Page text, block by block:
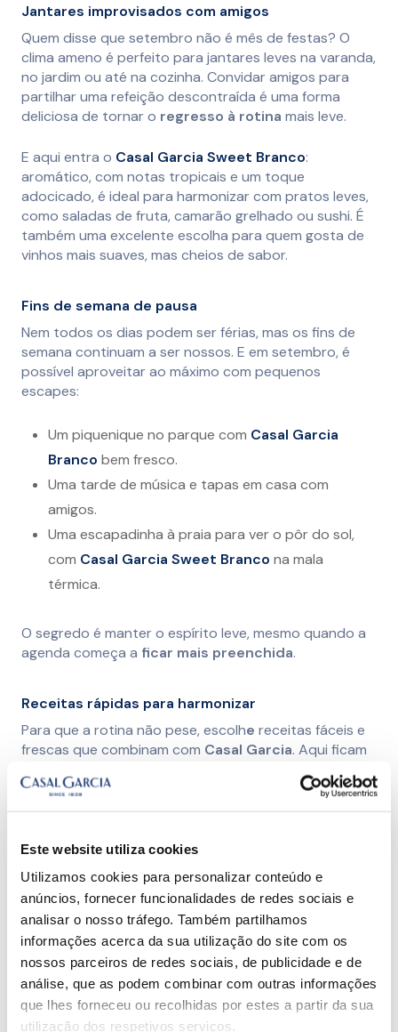
Este website utiliza cookies
Utilizamos cookies para personalizar conteúdo e
anúncios, fornecer funcionalidades de redes sociais e
analisar o nosso tráfego. Também partilhamos
informações acerca da sua utilização do site com os
nossos parceiros de redes sociais, de publicidade e de
análise, que as podem combinar com outras informações
que lhes forneceu ou recolhidas por estes a partir da sua
utilização dos respetivos serviços.
Jantares improvisados com amigos
Quem disse que setembro não é mês de festas? O
clima ameno é perfeito para jantares leves na varanda,
no jardim ou até na cozinha. Convidar amigos para
partilhar uma refeição descontraída é uma forma
deliciosa de tornar o regresso à rotina mais leve.
E aqui entra o Casal Garcia Sweet Branco:
aromático, com notas tropicais e um toque
adocicado, é ideal para harmonizar com pratos leves,
como saladas de fruta, camarão grelhado ou sushi. É
também uma excelente escolha para quem gosta de
vinhos mais suaves, mas cheios de sabor.
Fins de semana de pausa
Nem todos os dias podem ser férias, mas os fins de
semana continuam a ser nossos. E em setembro, é
possível aproveitar ao máximo com pequenos
escapes:
Um piquenique no parque com Casal Garcia
Branco bem fresco.
Uma tarde de música e tapas em casa com
amigos.
Uma escapadinha à praia para ver o pôr do sol,
com Casal Garcia Sweet Branco na mala
térmica.
O segredo é manter o espírito leve, mesmo quando a
agenda começa a ficar mais preenchida.
Receitas rápidas para harmonizar
Para que a rotina não pese, escolhe receitas fáceis e
frescas que combinam com Casal Garcia. Aqui ficam
Tosta de salmão fumado com creme de queijo
Tábua de queijos e frutos secos.
Com poucos ingredientes e alguma criatividade, é
possível transformar qualquer refeição num momento
especial.
Dicas para manter setembro leve